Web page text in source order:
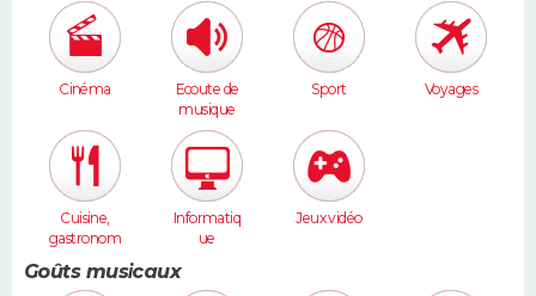
Cinéma
Ecoute de
musique
Sport Voyages
Cuisine,
gastronom
Informatiq
ue
Jeux vidéo
Goûts musicaux